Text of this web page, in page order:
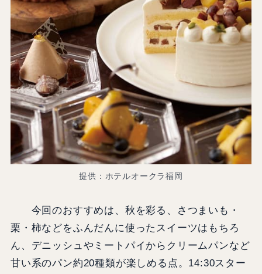
提供：ホテルオークラ福岡
今回のおすすめは、秋を彩る、さつまいも・
栗・柿などをふんだんに使ったスイーツはもちろ
ん、デニッシュやミートパイからクリームパンなど
甘い系のパン約20種類が楽しめる点。14:30スター